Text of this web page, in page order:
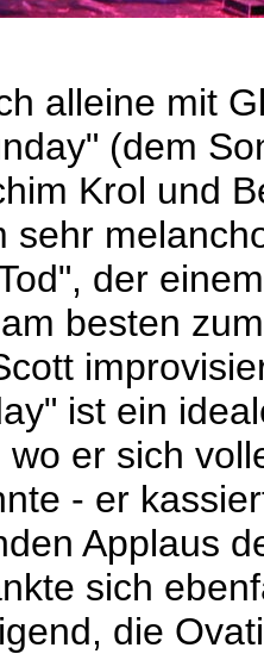
alleine mit
(dem
Krol und
sehr
der
besten
ist ein
wo er sich
- er
Applaus
sich
die